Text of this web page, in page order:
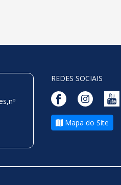
REDES SOCIAIS
Mapa do Site